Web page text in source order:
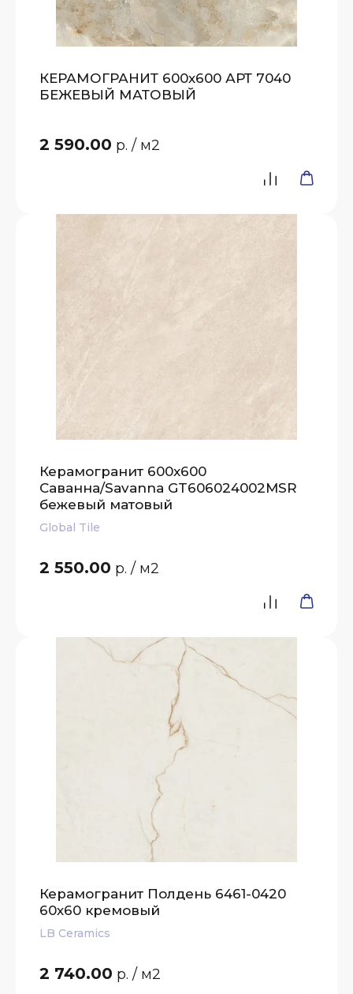
КЕРАМОГРАНИТ 600х600 АРТ 7040
БЕЖЕВЫЙ МАТОВЫЙ
2 590.00 р. / м2
Керамогранит 600x600
Саванна/Savanna GT606024002MSR
бежевый матовый
Global Tile
2 550.00 р. / м2
Керамогранит Полдень 6461-0420
60х60 кремовый
LB Ceramics
2 740.00 р. / м2